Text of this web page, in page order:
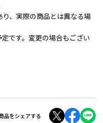
、実際の商品とは異なる場
です。変更の場合もござい
品をシェアする